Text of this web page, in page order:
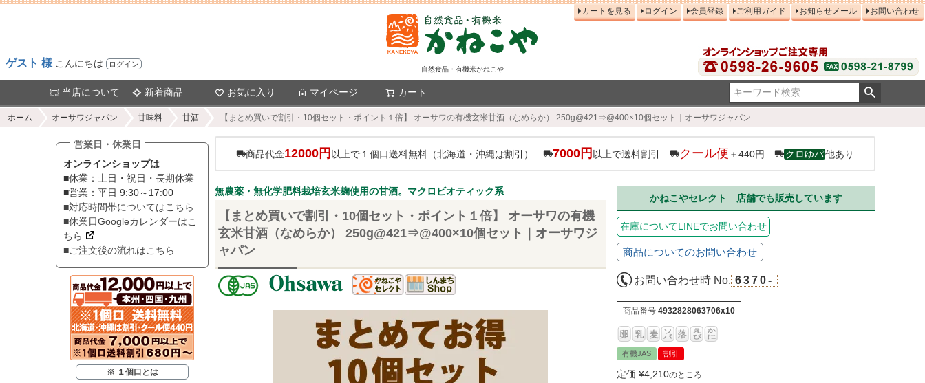
ゲスト 様 こんにちは ログイン
自然食品・有機米かねこや
カートを見る ログイン 会員登録 ご利用ガイド お知らせメール お問い合わせ
当店について 新着商品 お気に入り マイページ カート
ホーム オーサワジャパン 甘味料 甘酒 【まとめ買いで割引・10個セット・ポイント１倍】 オーサワの有機玄米甘酒（なめらか） 250g@421⇒@400×10個セット｜オーサワジャパン
営業日・休業日
オンラインショップは
■休業：土日・祝日・長期休業
■営業：平日 9:30～17:00
■対応時間帯についてはこちら
■休業日Googleカレンダーはこ
ちら
■ご注文後の流れはこちら
※ １個口とは
商品代金12000円 以上で１個口送料無料（北海道・沖縄は割引） 7000円 以上で送料割引 クール便 ＋440円 クロゆパ他あり
無農薬・無化学肥料栽培玄米麹使用の甘酒。マクロビオティック系
【まとめ買いで割引・10個セット・ポイント１倍】 オーサワの有機
玄米甘酒（なめらか） 250g@421⇒@400×10個セット｜オーサワジ
ャパン
かねこやセレクト 店舗でも販売しています
在庫についてLINEでお問い合わせ
商品についてのお問い合わせ
お問い合わせ時 No. 6370-
商品番号 4932828063706x10
有機JAS 割引
定価 ¥4,210のところ